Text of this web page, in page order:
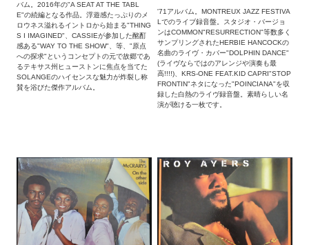
バム。2016年の"A SEAT AT THE TABL
E"の続編となる作品。浮遊感たっぷりのメ
ロウネス溢れるイントロから始まる"THING
S I IMAGINED"、CASSIEが参加した酩酊
感ある"WAY TO THE SHOW"、等、"原点
への探求"というコンセプトの元で故郷であ
るテキサス州ヒューストンに焦点を当てた
SOLANGEのハイセンスな魅力が炸裂し称
賛を浴びた傑作アルバム。
'71アルバム。MONTREUX JAZZ FESTIVA
Lでのライブ録音盤。スタジオ・バージョ
ンはCOMMON"RESURRECTION"等数多く
サンプリングされたHERBIE HANCOCKの
名曲のライヴ・カバー"DOLPHIN DANCE"
(ライヴならではのアレンジや演奏も最
高!!!!)、KRS-ONE FEAT.KID CAPRI"STOP
FRONTIN"ネタになった"POINCIANA"を収
録した白熱のライヴ録音盤。素晴らしい名
演が聴ける一枚です。